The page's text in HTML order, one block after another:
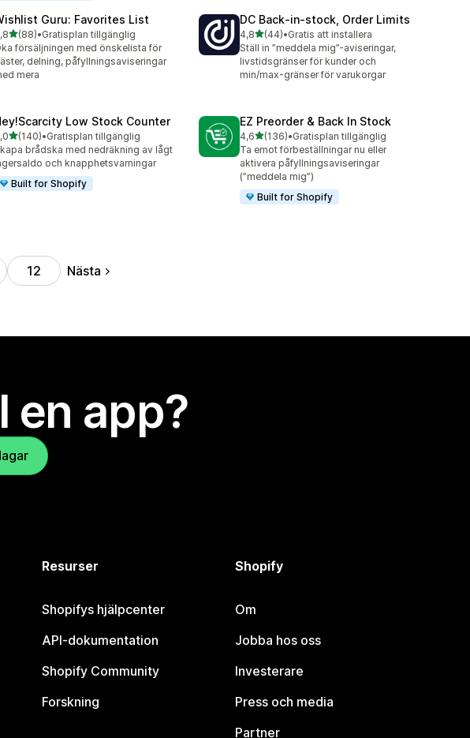
Guru: Favorites List
av 5 stjärnor
(88)
recensioner totalt
•Gratisplan tillgänglig
försäljningen med önskelista för
delning, påfyllningsaviseringar
mera
DC Back‑in‑stock, Order Limits
4,8av 5 stjärnor
(44)
44 recensioner totalt
•Gratis att installera
Ställ in ”meddela mig”-aviseringar,
livstidsgränser för kunder och
min/max-gränser för varukorgar
Low Stock Counter
av 5 stjärnor
(140)
recensioner totalt
•Gratisplan tillgänglig
brådska med nedräkning av lågt
och knapphetsvarningar
Built for Shopify
EZ Preorder & Back In Stock
4,6av 5 stjärnor
(136)
136 recensioner totalt
•Gratisplan tillgänglig
Ta emot förbeställningar nu eller
aktivera påfyllningsaviseringar
(”meddela mig”)
Built for Shopify
12 Nästa
en app?
Resurser
Shopifys hjälpcenter
API-dokumentation
Shopify Community
Forskning
Shopify
Om
Jobba hos oss
Investerare
Press och media
Partner